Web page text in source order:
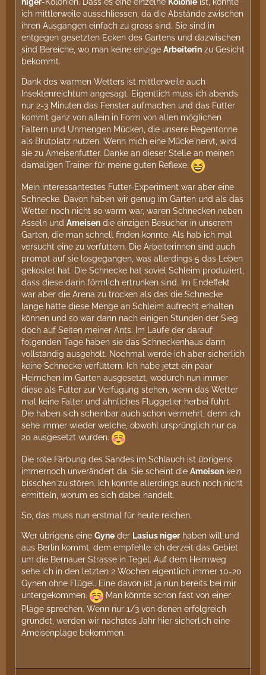
ich mittlerweile ausschliessen, da die Abstände zwischen
ihren Ausgängen einfach zu gross sind. Sie sind in
entgegen gesetzten Ecken des Gartens und dazwischen
sind Bereiche, wo man keine einzige Arbeiterin zu Gesicht
bekommt.
Dank des warmen Wetters ist mittlerweile auch
Insektenreichtum angesagt. Eigentlich muss ich abends
nur 2-3 Minuten das Fenster aufmachen und das Futter
kommt ganz von allein in Form von allen möglichen
Faltern und Unmengen Mücken, die unsere Regentonne
als Brutplatz nutzen. Wenn mich eine Mücke nervt, wird
sie zu Ameisenfutter. Danke an dieser Stelle an meinen
damaligen Trainer für meine guten Reflexe.
Mein interessantestes Futter-Experiment war aber eine
Schnecke. Davon haben wir genug im Garten und als das
Wetter noch nicht so warm war, waren Schnecken neben
Asseln und Ameisen die einzigen Besucher in unserem
Garten, die man schnell finden konnte. Als hab ich mal
versucht eine zu verfüttern. Die Arbeiterinnen sind auch
prompt auf sie losgegangen, was allerdings 5 das Leben
gekostet hat. Die Schnecke hat soviel Schleim produziert,
dass diese darin förmlich ertrunken sind. Im Endeffekt
war aber die Arena zu trocken als das die Schnecke
lange hätte diese Menge an Schleim aufrecht erhalten
können und so war dann nach einigen Stunden der Sieg
doch auf Seiten meiner Ants. Im Laufe der darauf
folgenden Tage haben sie das Schneckenhaus dann
vollständig ausgehölt. Nochmal werde ich aber sicherlich
keine Schnecke verfüttern. Ich habe jetzt ein paar
Heimchen im Garten ausgesetzt, wodurch nun immer
diese als Futter zur Verfügung stehen, wenn das Wetter
mal keine Falter und ähnliches Fluggetier herbei führt.
Die haben sich scheinbar auch schon vermehrt, denn ich
sehe immer wieder welche, obwohl ursprünglich nur ca.
20 ausgesetzt wurden.
Die rote Färbung des Sandes im Schlauch ist übrigens
immernoch unverändert da. Sie scheint die Ameisen kein
bisschen zu stören. Ich konnte allerdings auch noch nicht
ermitteln, worum es sich dabei handelt.
So, das muss nun erstmal für heute reichen.
Wer übrigens eine Gyne der Lasius nigerhaben will und
aus Berlin kommt, dem empfehle ich derzeit das Gebiet
um die Bernauer Strasse in Tegel. Auf dem Heimweg
sehe ich in den letzten 2 Wochen eigentlich immer 10-20
Gynen ohne Flügel. Eine davon ist ja nun bereits bei mir
untergekommen.
Man könnte schon fast von einer
Plage sprechen. Wenn nur 1/3 von denen erfolgreich
gründet, werden wir nächstes Jahr hier sicherlich eine
Ameisenplage bekommen.